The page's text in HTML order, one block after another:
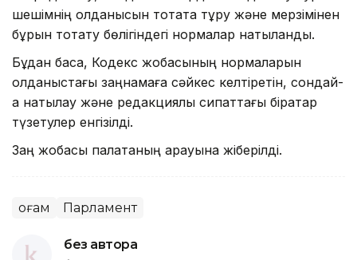
шешімнің қолданысын тоқтата тұру және мерзімінен
бұрын тоқтату бөлігіндегі нормалар нақтыланды.
Бұдан басқа, Кодекс жобасының нормаларын
қолданыстағы заңнамаға сәйкес келтіретін, сондай-
ақ нақтылау және редакциялық сипаттағы бірқатар
түзетулер енгізілді.
Заң жобасы палатаның қарауына жіберілді.
Қоғам Парламент
без автора